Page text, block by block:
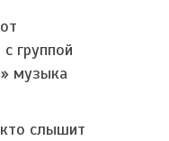
группой
музыка
слышит